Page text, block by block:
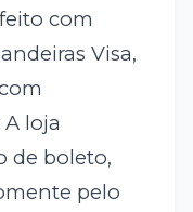
com
Visa,
loja
de boleto,
pelo